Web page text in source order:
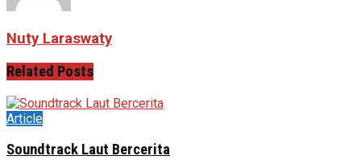
Nuty Laraswaty
Related Posts
Article
Soundtrack Laut Bercerita